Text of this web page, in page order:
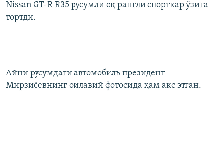
Nissan GT-R R35 русумли оқ рангли спорткар ўзига
тортди.
Айни русумдаги автомобиль президент
Мирзиёевнинг оилавий фотосида ҳам акс этган.